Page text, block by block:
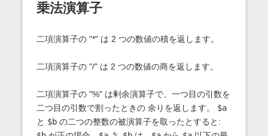
乗法演算子
二項演算子の "*" は 2 つの数値の積を返します。
二項演算子の "/" は 2 つの数値の商を返します。
二項演算子の "%" は剰余演算子で、一つ目の引数を
二つ目の引数で割ったときの 余りを返します。 $a
と $bの二つの整数の被演算子を取ったとすると: